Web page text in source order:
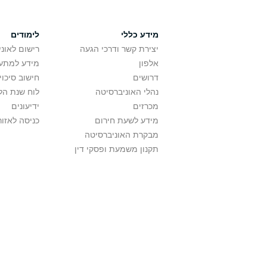
מידע כללי
יצירת קשר ודרכי הגעה
אלפון
דרושים
נהלי האוניברסיטה
מכרזים
מידע לשעת חירום
מבקרת האוניברסיטה
תקנון משמעת ופסקי דין
לימודים
רישום
מידע
חישוב
לוח שנת
ידיעונים
כניסה